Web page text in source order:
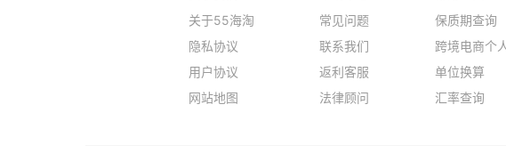
关于55海淘
隐私协议
用户协议
网站地图
常见问题
联系我们
返利客服
法律顾问
保质期查询
跨境电商个
单位换算
汇率查询